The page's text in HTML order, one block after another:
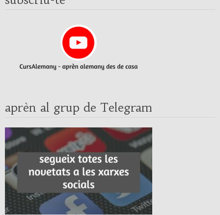
aprèn al grup de Telegram